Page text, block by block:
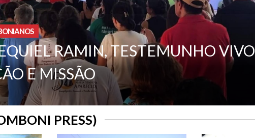
RAMIN, TESTEMUNHO VIVO
E MISSÃO
PRESS)